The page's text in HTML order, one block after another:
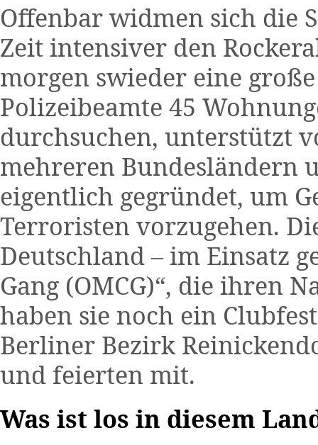
Offenbar widmen sich die
Zeit intensiver den
morgen swieder eine
Polizeibeamte 45
durchsuchen, unterstützt
mehreren Bundesländern
eigentlich gegründet, um
Terroristen vorzugehen.
Deutschland – im Einsatz
Gang (OMCG)“, die ihren
haben sie noch ein
Berliner Bezirk
und feierten mit.
Was ist los in diesem